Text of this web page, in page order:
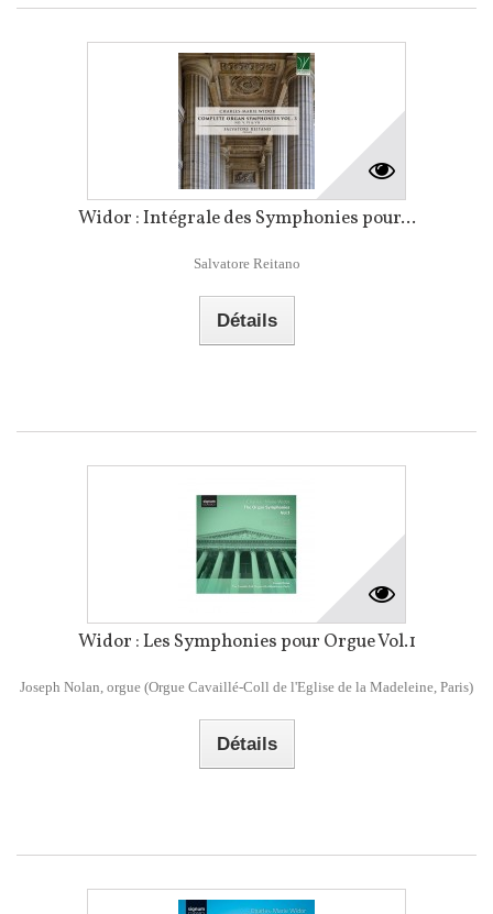
Widor : Intégrale des Symphonies pour...
Salvatore Reitano
Détails
Widor : Les Symphonies pour Orgue Vol.1
Joseph Nolan, orgue (Orgue Cavaillé-Coll de l'Eglise de la Madeleine, Paris)
Détails